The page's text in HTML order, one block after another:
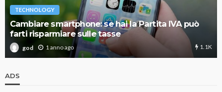
TECHNOLOGY
Cambiare smartphone: se hai la Partita IVA può
farti risparmiare sulle tasse
god 1 anno ago 1.1K
ADS